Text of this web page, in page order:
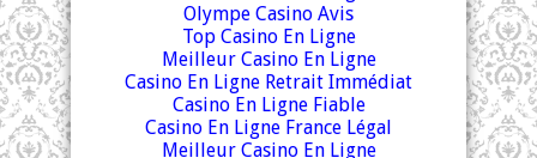
Olympe Casino Avis
Top Casino En Ligne
Meilleur Casino En Ligne
Casino En Ligne Retrait Immédiat
Casino En Ligne Fiable
Casino En Ligne France Légal
Meilleur Casino En Ligne